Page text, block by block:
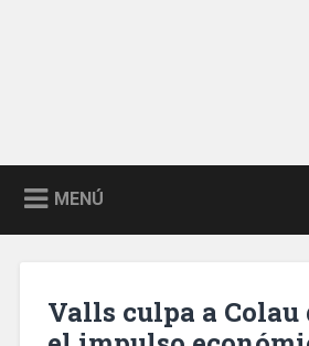
MENÚ
Valls culpa a